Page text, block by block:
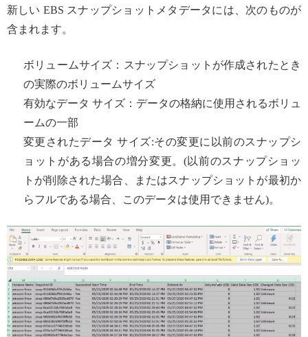
新しい EBS スナップショットメタデータには、次のものが
含まれます。
ボリュームサイズ：スナップショットが作成されたとき
の実際のボリュームサイズ
有効なデータ サイズ：データの格納に使用されるボリュ
ームの一部
変更されたデータ サイズ:その変更に以前のスナップシ
ョットがある場合の増分変更。(以前のスナップショッ
トが削除された場合、またはスナップショットが最初か
らフルである場合、このデータは使用できません)。